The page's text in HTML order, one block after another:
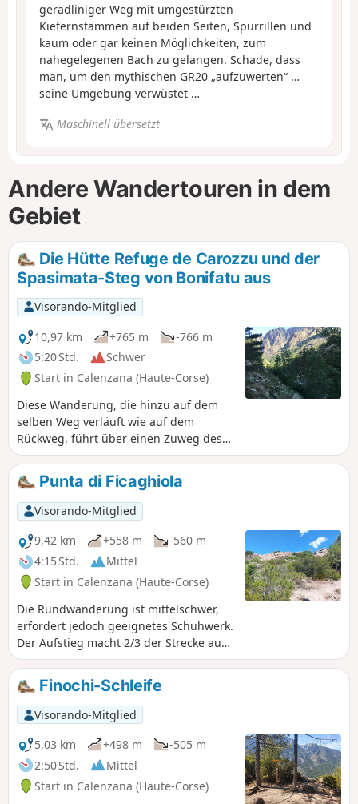
geradliniger Weg mit umgestürzten
Kiefernstämmen auf beiden Seiten, Spurrillen und
kaum oder gar keinen Möglichkeiten, zum
nahegelegenen Bach zu gelangen. Schade, dass
man, um den mythischen GR20 „aufzuwerten“ …
seine Umgebung verwüstet …
Maschinell übersetzt
Andere Wandertouren in dem
Gebiet
Die Hütte Refuge de Carozzu und der
Spasimata-Steg von Bonifatu aus
Visorando-Mitglied
10,97 km
+765 m
-766 m
5:20 Std.
Schwer
Start in Calenzana (Haute-Corse)
Diese Wanderung, die hinzu auf dem
selben Weg verläuft wie auf dem
Rückweg, führt über einen Zuweg des
GR®20 von Bonifatu aus. Sie führt zu
der beeindruckenden Fußgängerbrücke
von Spasimata.
Punta di Ficaghiola
Visorando-Mitglied
9,42 km
+558 m
-560 m
4:15 Std.
Mittel
Start in Calenzana (Haute-Corse)
Die Rundwanderung ist mittelschwer,
erfordert jedoch geeignetes Schuhwerk.
Der Aufstieg macht 2/3 der Strecke aus,
der Abstieg ist etwas „beinschwer” und
erfordert Vorsicht. Man befindet sich im
Herzen des Bonifatu-Massivs und die
Aussichtspunkte sind atemberaubend.
Man kann die Landschaften am Anfang
desGR®20mit Blick auf die Berghütten
von Ortu di u piobbu und Carrozzu
überblicken.
Finochi-Schleife
Visorando-Mitglied
5,03 km
+498 m
-505 m
2:50 Std.
Mittel
Start in Calenzana (Haute-Corse)